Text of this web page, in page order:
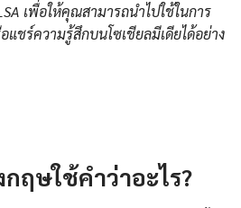
เพื่อให้คุณสามารถนำไปใช้ในการ
ชร์ความรู้สึกบนโซเชียลมีเดียได้อย่าง
ฤษใช้คำว่าอะไร?